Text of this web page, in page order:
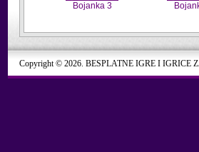
Bojanka 3
Copyright © 2026. BESPLATNE IGRE I IGRICE